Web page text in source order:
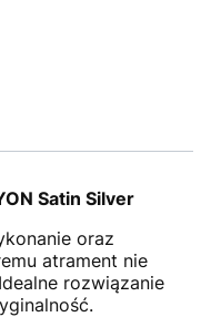
Satin Silver
oraz
atrament nie
rozwiązanie